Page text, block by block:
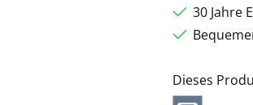
30 Jahre
Dieses